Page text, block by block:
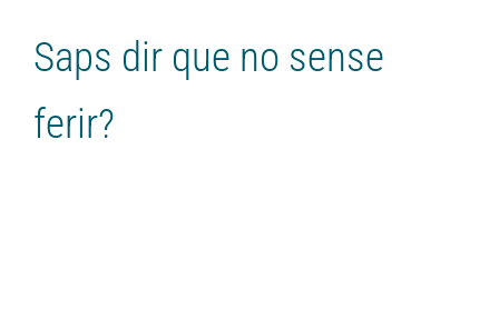
Saps dir que no sense
ferir?